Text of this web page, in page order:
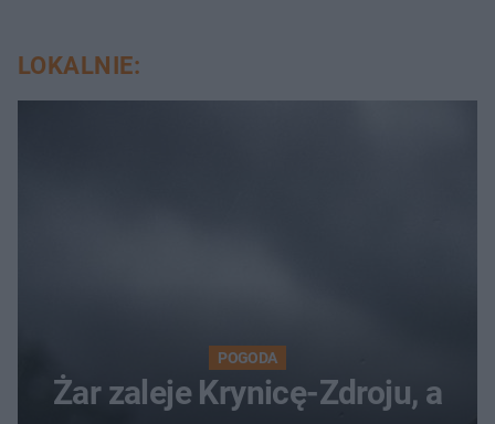
LOKALNIE:
POGODA
Żar zaleje Krynicę-Zdroju, a